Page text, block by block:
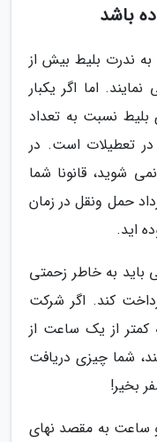
باشد
به ندرت بلیط بیش از
اما اگر یکبار
بلیط نسبت به تعداد
تعطیلات است. در
شوید، قانونا شما
حمل ­ونقل در زمان
­اید.
باید به خاطر زحمتی
کند. اگر شرکت
کمتر از یک ساعت از
شما چیزی دریافت
بخیر!
ساعت به مقصد نهای